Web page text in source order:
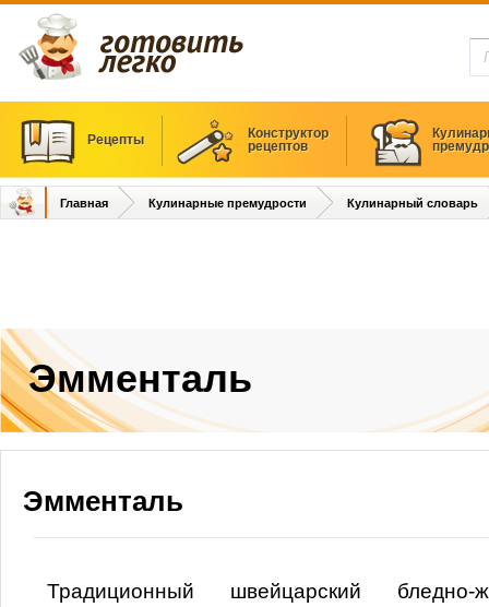
Рецепты
Конструктор
рецептов
Главная Кулинарные премудрости Кулинарный словарь
Эмменталь
Эмменталь
Традиционный швейцарский